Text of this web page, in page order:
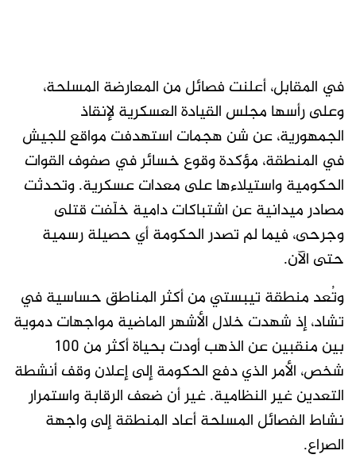
في المقابل، أعلنت فصائل من المعارضة المسلحة،
وعلى رأسها مجلس القيادة العسكرية لإنقاذ
الجمهورية، عن شن هجمات استهدفت مواقع للجيش
في المنطقة، مؤكدة وقوع خسائر في صفوف القوات
الحكومية واستيلاءها على معدات عسكرية. وتحدثت
مصادر ميدانية عن اشتباكات دامية خلّفت قتلى
وجرحى، فيما لم تصدر الحكومة أي حصيلة رسمية
حتى الآن.
وتُعد منطقة تيبستي من أكثر المناطق حساسية في
تشاد، إذ شهدت خلال الأشهر الماضية مواجهات دموية
بين منقبين عن الذهب أودت بحياة أكثر من 100
شخص، الأمر الذي دفع الحكومة إلى إعلان وقف أنشطة
التعدين غير النظامية. غير أن ضعف الرقابة واستمرار
نشاط الفصائل المسلحة أعاد المنطقة إلى واجهة
الصراع.